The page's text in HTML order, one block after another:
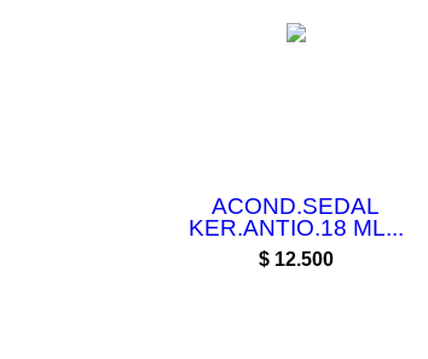
ACOND.SEDAL
KER.ANTIO.18 ML...
Precio
$ 12.500